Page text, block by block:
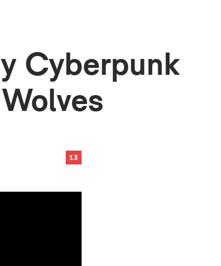
Cyberpunk
13